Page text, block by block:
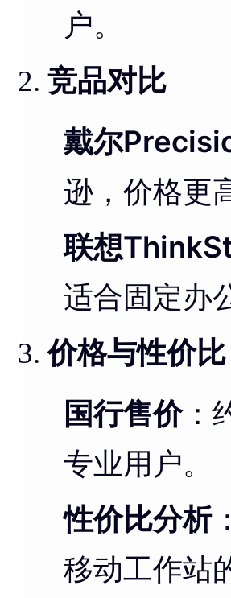
户。
竞品对比
戴尔
逊，价格更
联想
适合固定办
价格与性价比
国行售价：
专业用户。
性价比分析
移动工作站